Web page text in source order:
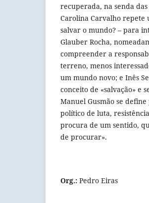
recuperada, na senda
Carolina Carvalho repete
salvar o mundo? – para
Glauber Rocha,
compreender a
terreno, menos
um mundo novo; e Inês
conceito de «salvação» e
Manuel Gusmão se
político de luta,
procura de um sentido,
de procurar».
Org.: Pedro Eiras